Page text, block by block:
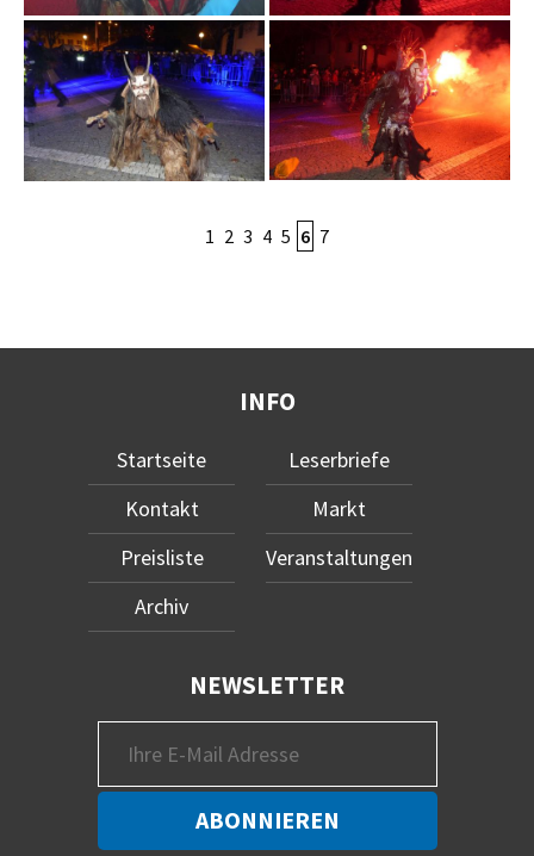
1 2 3 4 5 6 7
INFO
Startseite
Kontakt
Preisliste
Archiv
Leserbriefe
Markt
Veranstaltungen
NEWSLETTER